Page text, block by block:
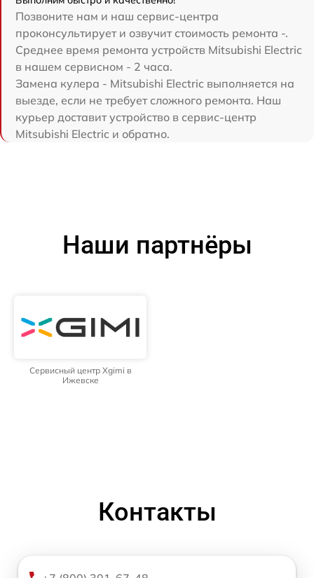
Позвоните нам и наш сервис-центра
проконсультирует и озвучит стоимость ремонта -.
Среднее время ремонта устройств Mitsubishi Electric
в нашем сервисном - 2 часа.
Замена кулера - Mitsubishi Electric выполняется на
выезде, если не требует сложного ремонта. Наш
курьер доставит устройство в сервис-центр
Mitsubishi Electric и обратно.
Наши партнёры
Сервисный центр Xgimi в
Ижевске
Контакты